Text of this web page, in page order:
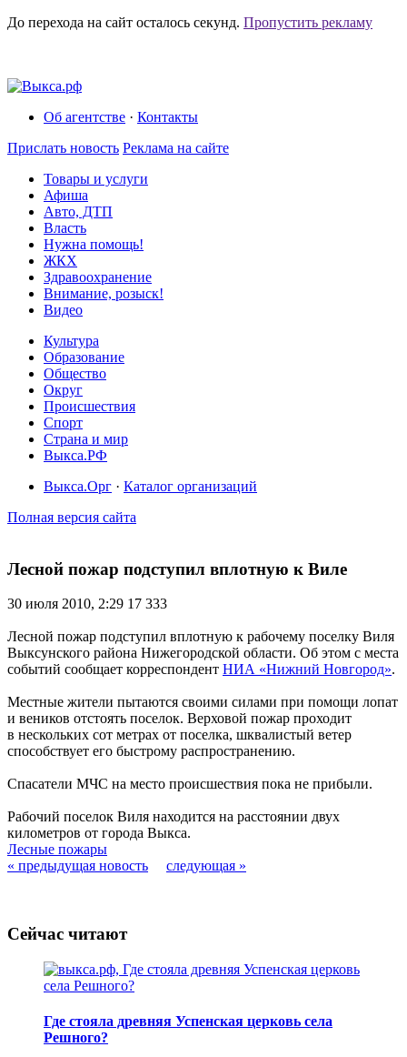
До перехода на сайт осталось секунд. Пропустить рекламу
Об агентстве · Контакты
Прислать новость Реклама на сайте
Товары и услуги
Афиша
Авто, ДТП
Власть
Нужна помощь!
ЖКХ
Здравоохранение
Внимание, розыск!
Видео
Культура
Образование
Общество
Округ
Происшествия
Спорт
Страна и мир
Выкса.РФ
Выкса.Орг · Каталог организаций
Полная версия сайта
Лесной пожар подступил вплотную к Виле
30 июля 2010, 2:29 17 333
Лесной пожар подступил вплотную к рабочему поселку Виля
Выксунского района Нижегородской области. Об этом с места
событий сообщает корреспондент НИА «Нижний Новгород».
Местные жители пытаются своими силами при помощи лопат
и веников отстоять поселок. Верховой пожар проходит
в нескольких сот метрах от поселка, шквалистый ветер
способствует его быстрому распространению.
Спасатели МЧС на место происшествия пока не прибыли.
Рабочий поселок Виля находится на расстоянии двух
километров от города Выкса.
Лесные пожары
« предыдущая новость
следующая »
Сейчас читают
Где стояла древняя Успенская церковь села
Решного?